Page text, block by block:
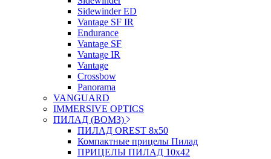
Sidewinder ED
Vantage SF IR
Endurance
Vantage SF
Vantage IR
Vantage
Crossbow
Panorama
VANGUARD
IMMERSIVE OPTICS
ПИЛАД (ВОМЗ)
ПИЛАД OREST 8х50
Компактные прицелы Пилад
ПРИЦЕЛЫ ПИЛАД 10х42